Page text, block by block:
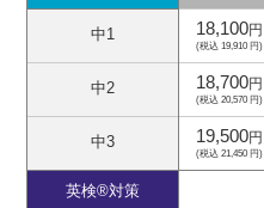
中1 18,100円
(税込 19,910 円)
中2 18,700円
(税込 20,570 円)
中3 19,500円
(税込 21,450 円)
英検®対策